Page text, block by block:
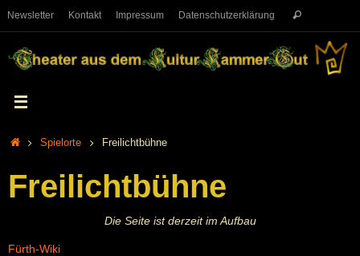
Newsletter Kontakt Impressum Datenschutzerklärung
Spielorte Freilichtbühne
Freilichtbühne
Die Seite ist derzeit im Aufbau
Fürth-Wiki